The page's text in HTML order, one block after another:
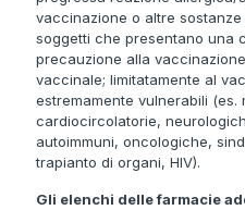
vaccinazione o altre
soggetti che presentano una
precauzione alla
vaccinale; limitatamente al
estremamente vulnerabili (es.
cardiocircolatorie,
autoimmuni, oncologiche,
trapianto di organi, HIV).
Gli elenchi delle farmacie